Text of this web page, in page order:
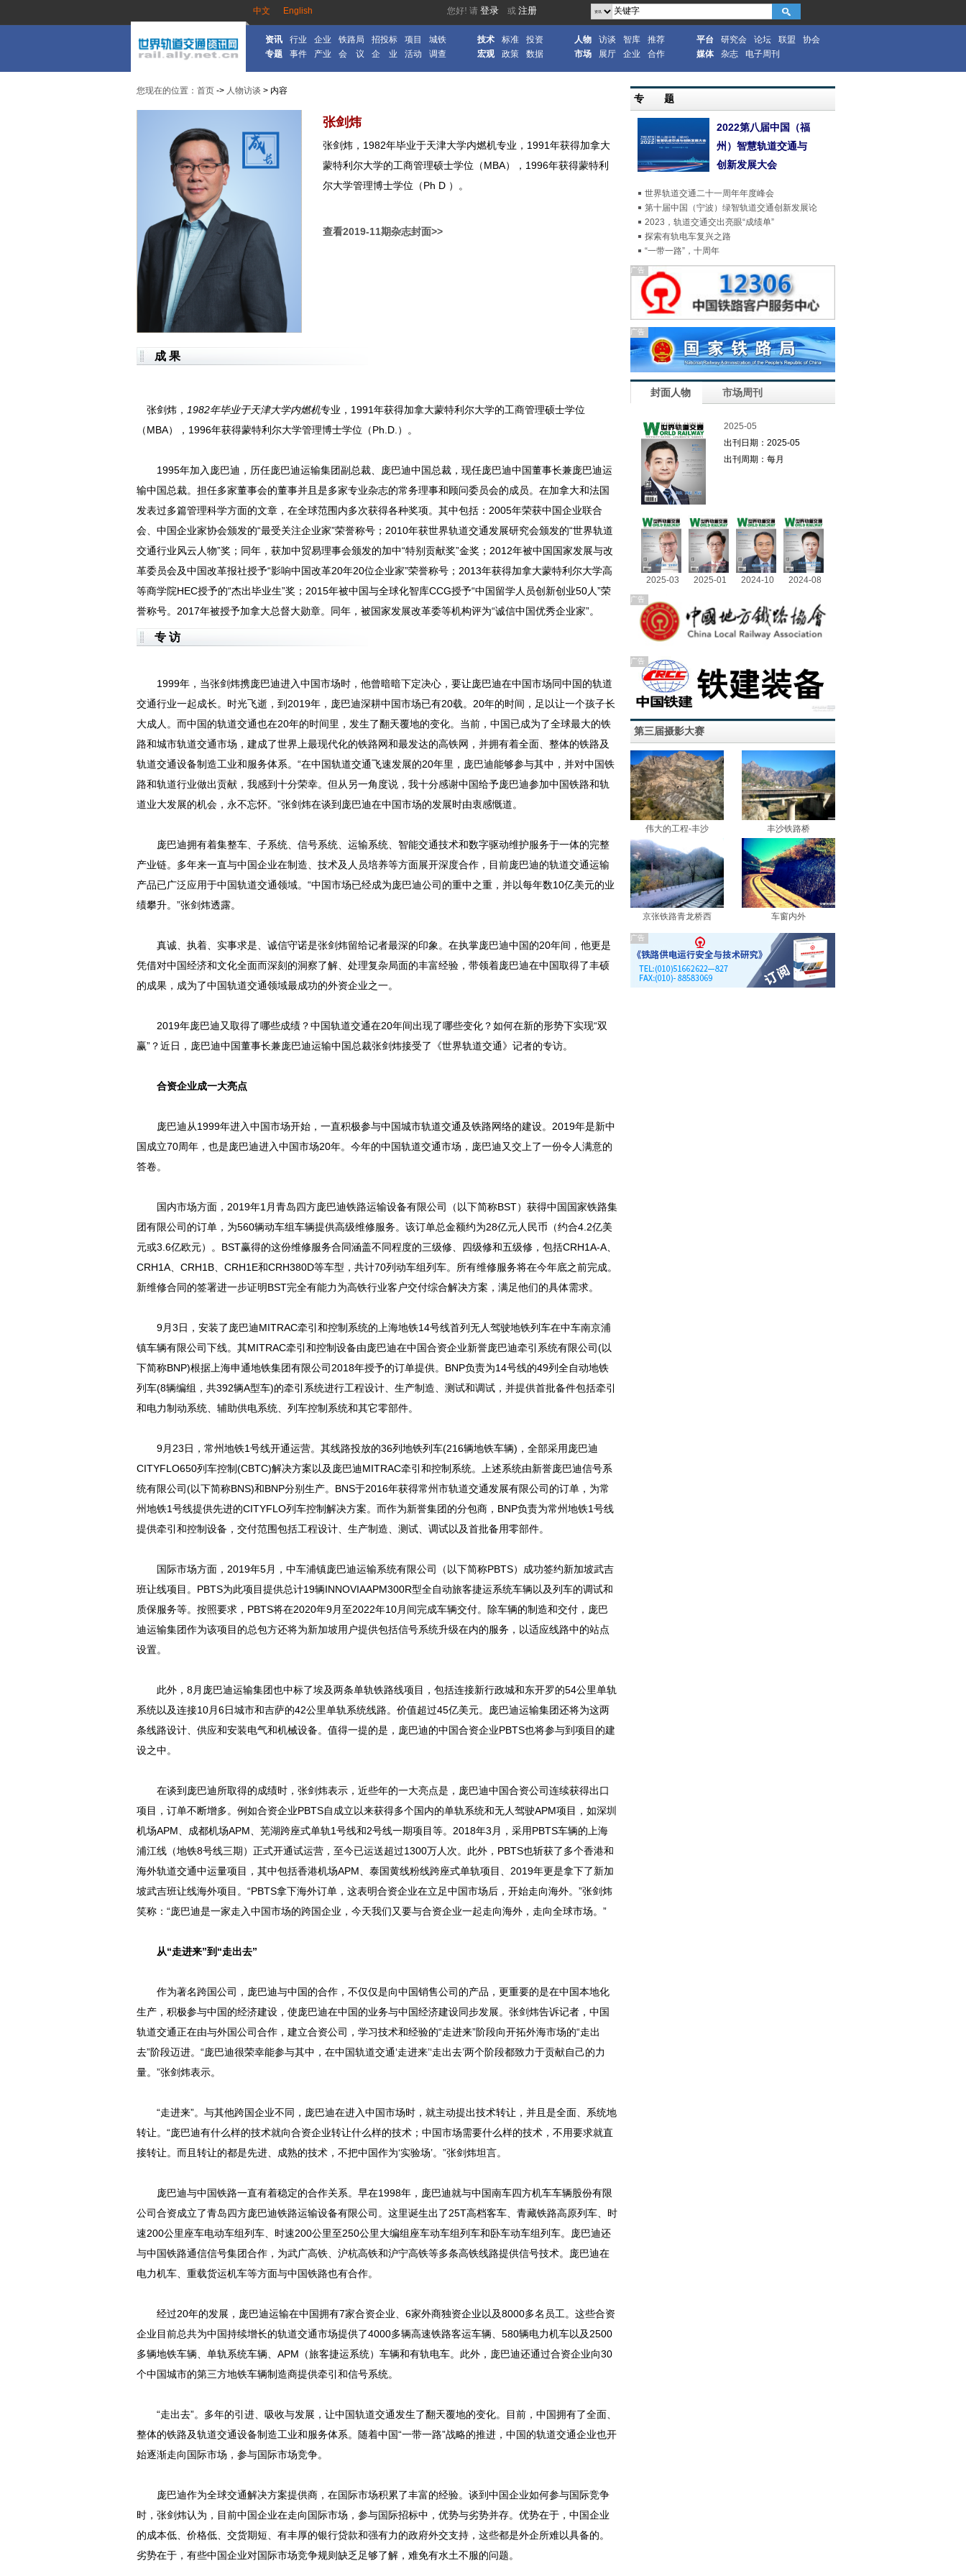
中文 English
资讯 行业 企业 铁路局 招投标 项目
城铁
专题
事件 产业 会 议 企 业 活动 调查
技术 标准
投资
宏观
政策 数据
人物 访谈 智库
推荐
市场
展厅 企业 合作
平台 研究会 论坛 联盟
协会
媒体
杂志 电子周刊
您现在的位置：首页 -> 人物访谈 > 内容
张剑炜
张剑炜，1982年毕业于天津大学内燃机专业，1991年获得加拿大
蒙特利尔大学的工商管理硕士学位（MBA），1996年获得蒙特利
尔大学管理博士学位（Ph D ）。
查看2019-11期杂志封面>>
成 果
张剑炜， 1982年毕业于天津大学内燃机专业，1991年获得加拿大蒙特利尔大学的工商管理硕士学位
（MBA），1996年获得蒙特利尔大学管理博士学位（Ph.D.）。
1995年加入庞巴迪，历任庞巴迪运输集团副总裁、庞巴迪中国总裁，现任庞巴迪中国董事长兼庞巴迪运
输中国总裁。担任多家董事会的董事并且是多家专业杂志的常务理事和顾问委员会的成员。在加拿大和法国
发表过多篇管理科学方面的文章，在全球范围内多次获得各种奖项。其中包括：2005年荣获中国企业联合
会、中国企业家协会颁发的“最受关注企业家”荣誉称号；2010年获世界轨道交通发展研究会颁发的“世界轨道
交通行业风云人物”奖；同年，获加中贸易理事会颁发的加中“特别贡献奖”金奖；2012年被中国国家发展与改
革委员会及中国改革报社授予“影响中国改革20年20位企业家”荣誉称号；2013年获得加拿大蒙特利尔大学高
等商学院HEC授予的“杰出毕业生”奖；2015年被中国与全球化智库CCG授予“中国留学人员创新创业50人”荣
誉称号。2017年被授予加拿大总督大勋章。同年，被国家发展改革委等机构评为“诚信中国优秀企业家”。
专 访
1999年，当张剑炜携庞巴迪进入中国市场时，他曾暗暗下定决心，要让庞巴迪在中国市场同中国的轨道
交通行业一起成长。时光飞逝，到2019年，庞巴迪深耕中国市场已有20载。20年的时间，足以让一个孩子长
大成人。而中国的轨道交通也在20年的时间里，发生了翻天覆地的变化。当前，中国已成为了全球最大的铁
路和城市轨道交通市场，建成了世界上最现代化的铁路网和最发达的高铁网，并拥有着全面、整体的铁路及
轨道交通设备制造工业和服务体系。“在中国轨道交通飞速发展的20年里，庞巴迪能够参与其中，并对中国铁
路和轨道行业做出贡献，我感到十分荣幸。但从另一角度说，我十分感谢中国给予庞巴迪参加中国铁路和轨
道业大发展的机会，永不忘怀。”张剑炜在谈到庞巴迪在中国市场的发展时由衷感慨道。
庞巴迪拥有着集整车、子系统、信号系统、运输系统、智能交通技术和数字驱动维护服务于一体的完整
产业链。多年来一直与中国企业在制造、技术及人员培养等方面展开深度合作，目前庞巴迪的轨道交通运输
产品已广泛应用于中国轨道交通领域。“中国市场已经成为庞巴迪公司的重中之重，并以每年数10亿美元的业
绩攀升。”张剑炜透露。
真诚、执着、实事求是、诚信守诺是张剑炜留给记者最深的印象。在执掌庞巴迪中国的20年间，他更是
凭借对中国经济和文化全面而深刻的洞察了解、处理复杂局面的丰富经验，带领着庞巴迪在中国取得了丰硕
的成果，成为了中国轨道交通领域最成功的外资企业之一。
2019年庞巴迪又取得了哪些成绩？中国轨道交通在20年间出现了哪些变化？如何在新的形势下实现“双
赢”？近日，庞巴迪中国董事长兼庞巴迪运输中国总裁张剑炜接受了《世界轨道交通》记者的专访。
合资企业成一大亮点
庞巴迪从1999年进入中国市场开始，一直积极参与中国城市轨道交通及铁路网络的建设。2019年是新中
国成立70周年，也是庞巴迪进入中国市场20年。今年的中国轨道交通市场，庞巴迪又交上了一份令人满意的
答卷。
国内市场方面，2019年1月青岛四方庞巴迪铁路运输设备有限公司（以下简称BST）获得中国国家铁路集
团有限公司的订单，为560辆动车组车辆提供高级维修服务。该订单总金额约为28亿元人民币（约合4.2亿美
元或3.6亿欧元）。BST赢得的这份维修服务合同涵盖不同程度的三级修、四级修和五级修，包括CRH1A-A、
CRH1A、CRH1B、CRH1E和CRH380D等车型，共计70列动车组列车。所有维修服务将在今年底之前完成。
新维修合同的签署进一步证明BST完全有能力为高铁行业客户交付综合解决方案，满足他们的具体需求。
9月3日，安装了庞巴迪MITRAC牵引和控制系统的上海地铁14号线首列无人驾驶地铁列车在中车南京浦
镇车辆有限公司下线。其MITRAC牵引和控制设备由庞巴迪在中国合资企业新誉庞巴迪牵引系统有限公司(以
下简称BNP)根据上海申通地铁集团有限公司2018年授予的订单提供。BNP负责为14号线的49列全自动地铁
列车(8辆编组，共392辆A型车)的牵引系统进行工程设计、生产制造、测试和调试，并提供首批备件包括牵引
和电力制动系统、辅助供电系统、列车控制系统和其它零部件。
9月23日，常州地铁1号线开通运营。其线路投放的36列地铁列车(216辆地铁车辆)，全部采用庞巴迪
CITYFLO650列车控制(CBTC)解决方案以及庞巴迪MITRAC牵引和控制系统。上述系统由新誉庞巴迪信号系
统有限公司(以下简称BNS)和BNP分别生产。BNS于2016年获得常州市轨道交通发展有限公司的订单，为常
州地铁1号线提供先进的CITYFLO列车控制解决方案。而作为新誉集团的分包商，BNP负责为常州地铁1号线
提供牵引和控制设备，交付范围包括工程设计、生产制造、测试、调试以及首批备用零部件。
国际市场方面，2019年5月，中车浦镇庞巴迪运输系统有限公司（以下简称PBTS）成功签约新加坡武吉
班让线项目。PBTS为此项目提供总计19辆INNOVIAAPM300R型全自动旅客捷运系统车辆以及列车的调试和
质保服务等。按照要求，PBTS将在2020年9月至2022年10月间完成车辆交付。除车辆的制造和交付，庞巴
迪运输集团作为该项目的总包方还将为新加坡用户提供包括信号系统升级在内的服务，以适应线路中的站点
设置。
此外，8月庞巴迪运输集团也中标了埃及两条单轨铁路线项目，包括连接新行政城和东开罗的54公里单轨
系统以及连接10月6日城市和吉萨的42公里单轨系统线路。价值超过45亿美元。庞巴迪运输集团还将为这两
条线路设计、供应和安装电气和机械设备。值得一提的是，庞巴迪的中国合资企业PBTS也将参与到项目的建
设之中。
在谈到庞巴迪所取得的成绩时，张剑炜表示，近些年的一大亮点是，庞巴迪中国合资公司连续获得出口
项目，订单不断增多。例如合资企业PBTS自成立以来获得多个国内的单轨系统和无人驾驶APM项目，如深圳
机场APM、成都机场APM、芜湖跨座式单轨1号线和2号线一期项目等。2018年3月，采用PBTS车辆的上海
浦江线（地铁8号线三期）正式开通试运营，至今已运送超过1300万人次。此外，PBTS也斩获了多个香港和
海外轨道交通中运量项目，其中包括香港机场APM、泰国黄线粉线跨座式单轨项目、2019年更是拿下了新加
坡武吉班让线海外项目。“PBTS拿下海外订单，这表明合资企业在立足中国市场后，开始走向海外。”张剑炜
笑称：“庞巴迪是一家走入中国市场的跨国企业，今天我们又要与合资企业一起走向海外，走向全球市场。”
从“走进来”到“走出去”
作为著名跨国公司，庞巴迪与中国的合作，不仅仅是向中国销售公司的产品，更重要的是在中国本地化
生产，积极参与中国的经济建设，使庞巴迪在中国的业务与中国经济建设同步发展。张剑炜告诉记者，中国
轨道交通正在由与外国公司合作，建立合资公司，学习技术和经验的“走进来”阶段向开拓外海市场的“走出
去”阶段迈进。“庞巴迪很荣幸能参与其中，在中国轨道交通‘走进来’‘走出去’两个阶段都致力于贡献自己的力
量。”张剑炜表示。
“走进来”。与其他跨国企业不同，庞巴迪在进入中国市场时，就主动提出技术转让，并且是全面、系统地
转让。“庞巴迪有什么样的技术就向合资企业转让什么样的技术；中国市场需要什么样的技术，不用要求就直
接转让。而且转让的都是先进、成熟的技术，不把中国作为‘实验场’。”张剑炜坦言。
庞巴迪与中国铁路一直有着稳定的合作关系。早在1998年，庞巴迪就与中国南车四方机车车辆股份有限
公司合资成立了青岛四方庞巴迪铁路运输设备有限公司。这里诞生出了25T高档客车、青藏铁路高原列车、时
速200公里座车电动车组列车、时速200公里至250公里大编组座车动车组列车和卧车动车组列车。庞巴迪还
与中国铁路通信信号集团合作，为武广高铁、沪杭高铁和沪宁高铁等多条高铁线路提供信号技术。庞巴迪在
电力机车、重载货运机车等方面与中国铁路也有合作。
经过20年的发展，庞巴迪运输在中国拥有7家合资企业、6家外商独资企业以及8000多名员工。这些合资
企业目前总共为中国持续增长的轨道交通市场提供了4000多辆高速铁路客运车辆、580辆电力机车以及2500
多辆地铁车辆、单轨系统车辆、APM（旅客捷运系统）车辆和有轨电车。此外，庞巴迪还通过合资企业向30
个中国城市的第三方地铁车辆制造商提供牵引和信号系统。
“走出去”。多年的引进、吸收与发展，让中国轨道交通发生了翻天覆地的变化。目前，中国拥有了全面、
整体的铁路及轨道交通设备制造工业和服务体系。随着中国“一带一路”战略的推进，中国的轨道交通企业也开
始逐渐走向国际市场，参与国际市场竞争。
庞巴迪作为全球交通解决方案提供商，在国际市场积累了丰富的经验。谈到中国企业如何参与国际竞争
时，张剑炜认为，目前中国企业在走向国际市场，参与国际招标中，优势与劣势并存。优势在于，中国企业
的成本低、价格低、交货期短、有丰厚的银行贷款和强有力的政府外交支持，这些都是外企所难以具备的。
劣势在于，有些中国企业对国际市场竞争规则缺乏足够了解，难免有水土不服的问题。
专 题
2022第八届中国（福
州）智慧轨道交通与
创新发展大会
世界轨道交通二十一周年年度峰会
第十届中国（宁波）绿智轨道交通创新发展论
2023，轨道交通交出亮眼“成绩单”
探索有轨电车复兴之路
“一带一路”，十周年
广告
广告
封面人物 市场周刊
2025-05
出刊日期：2025-05
出刊周期：每月
2025-03 2025-01 2024-10 2024-08
广告
广告
第三届摄影大赛
伟大的工程-丰沙 丰沙铁路桥
京张铁路青龙桥西 车窗内外
广告